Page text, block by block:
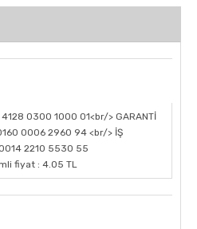
0300 1000 01<br/> GARANTİ
0006 2960 94 <br/> İŞ
2210 5530 55
fiyat : 4.05 TL